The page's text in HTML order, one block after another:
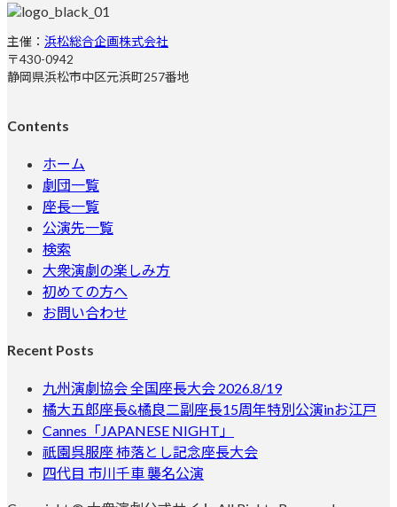
主催： 浜松総合企画株式会社
〒430-0942
静岡県浜松市中区元浜町257番地
Contents
ホーム
劇団一覧
座長一覧
公演先一覧
検索
大衆演劇の楽しみ方
初めての方へ
お問い合わせ
Recent Posts
九州演劇協会 全国座長大会 2026.8/19
橘大五郎座長&橘良二副座長15周年特別公演inお江戸
Cannes「JAPANESE NIGHT」
祇園呉服座 柿落とし記念座長大会
四代目 市川千車 襲名公演